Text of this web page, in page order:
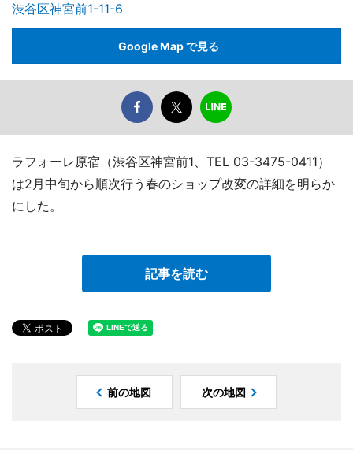
渋谷区神宮前1-11-6
Google Map で見る
ラフォーレ原宿（渋谷区神宮前1、TEL 03-3475-0411）
は2月中旬から順次行う春のショップ改変の詳細を明らか
にした。
記事を読む
前の地図 次の地図